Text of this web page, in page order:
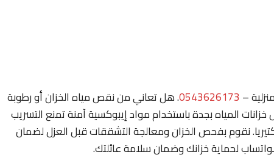
–
0543626173. هل تعاني من نقص مياه الخزان أو رطوبة
المياه بجدة باستخدام مواد إيبوكسية آمنة تمنع التسريب
نقوم بفحص الخزان ومعالجة التشققات قبل العزل لضمان
لحماية خزانك وضمان سلامة عائلتك.